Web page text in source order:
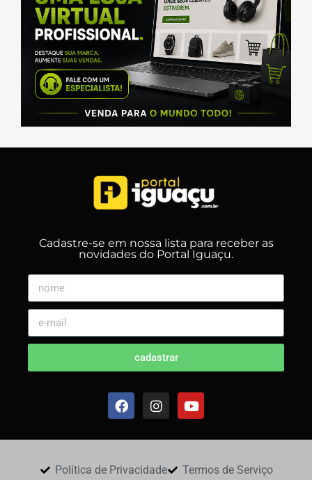
Cadastre-se em nossa lista para receber as
novidades do Portal Iguaçu.
cadastrar
Política de Privacidade
Termos de Serviço